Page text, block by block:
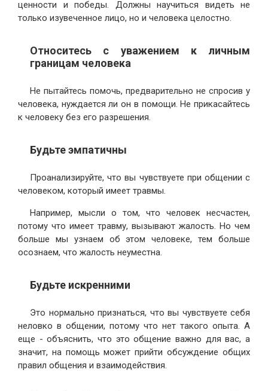
ценности и победы. Должны научиться видеть не
только изувеченное лицо, но и человека целостно.
Относитесь с уважением к личным
границам человека
Не пытайтесь помочь, предварительно не спросив у
человека, нуждается ли он в помощи. Не прикасайтесь
к человеку без его разрешения.
Будьте эмпатичны
Проанализируйте, что вы чувствуете при общении с
человеком, который имеет травмы.
Например, мысли о том, что человек несчастен,
потому что имеет травму, вызывают жалость. Но чем
больше мы узнаем об этом человеке, тем больше
осознаем, что жалость неуместна.
Будьте искренними
Это нормально признаться, что вы чувствуете себя
неловко в общении, потому что нет такого опыта. А
еще - объяснить, что это общение важно для вас, а
значит, на помощь может прийти обсуждение общих
правил общения и взаимодействия.